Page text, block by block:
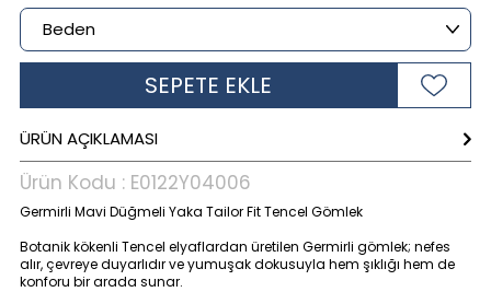
SEPETE EKLE
ÜRÜN AÇIKLAMASI
Ürün Kodu : E0122Y04006
Germirli Mavi Düğmeli Yaka Tailor Fit Tencel Gömlek
Botanik kökenli Tencel elyaflardan üretilen Germirli gömlek; nefes
alır, çevreye duyarlıdır ve yumuşak dokusuyla hem şıklığı hem de
konforu bir arada sunar.